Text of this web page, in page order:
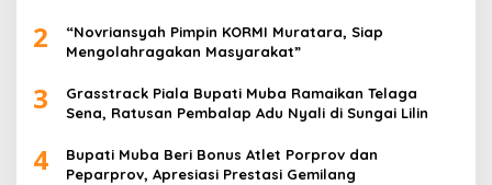
2
“Novriansyah Pimpin KORMI Muratara, Siap
Mengolahragakan Masyarakat”
3
Grasstrack Piala Bupati Muba Ramaikan Telaga
Sena, Ratusan Pembalap Adu Nyali di Sungai Lilin
4
Bupati Muba Beri Bonus Atlet Porprov dan
Peparprov, Apresiasi Prestasi Gemilang